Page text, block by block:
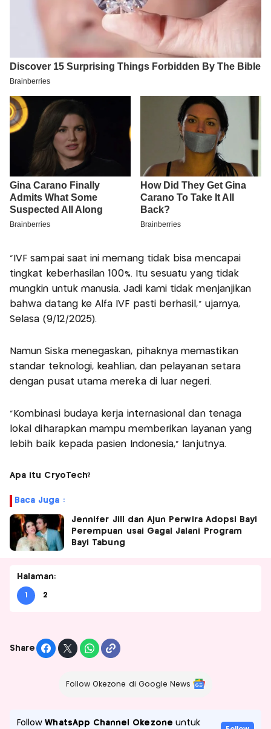
“IVF sampai saat ini memang tidak bisa mencapai
tingkat keberhasilan 100%. Itu sesuatu yang tidak
mungkin untuk manusia. Jadi kami tidak menjanjikan
bahwa datang ke Alfa IVF pasti berhasil,” ujarnya,
Selasa (9/12/2025).
Namun Siska menegaskan, pihaknya memastikan
standar teknologi, keahlian, dan pelayanan setara
dengan pusat utama mereka di luar negeri.
“Kombinasi budaya kerja internasional dan tenaga
lokal diharapkan mampu memberikan layanan yang
lebih baik kepada pasien Indonesia,” lanjutnya.
Apa itu CryoTech?
Baca Juga :
Jennifer Jill dan Ajun Perwira Adopsi Bayi
Perempuan usai Gagal Jalani Program
Bayi Tabung
Halaman:
1 2
Share
Follow Okezone di Google News
FollowWhatsApp Channel Okezone untuk